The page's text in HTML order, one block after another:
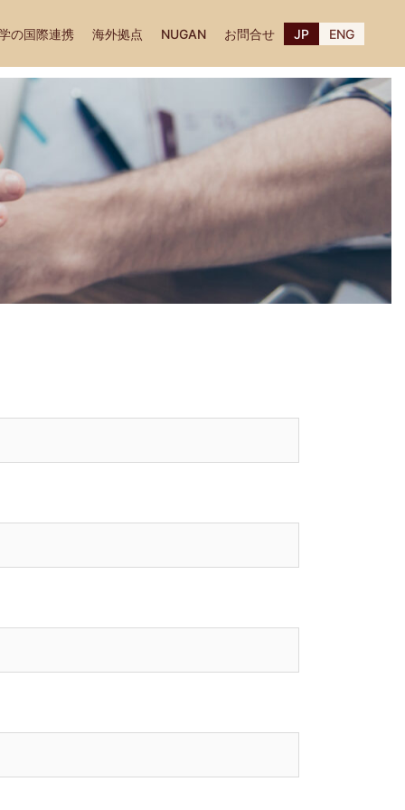
の国際連携 海外拠点 NUGAN お問合せ JP ENG